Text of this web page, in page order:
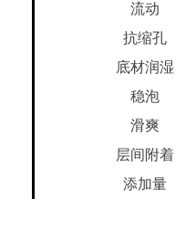
流动
抗缩孔
底材润湿
稳泡
滑爽
层间附着
添加量